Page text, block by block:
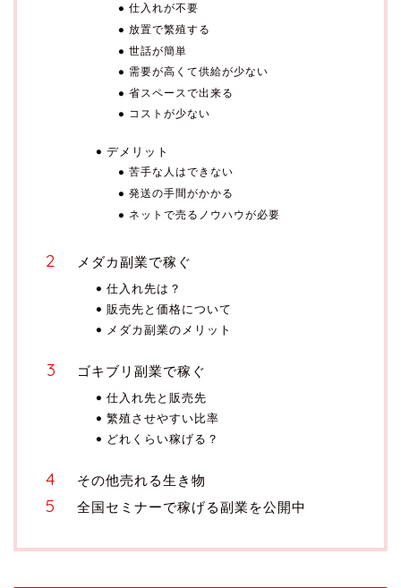
仕入れが不要
放置で繁殖する
世話が簡単
需要が高くて供給が少ない
省スペースで出来る
コストが少ない
デメリット
苦手な人はできない
発送の手間がかかる
ネットで売るノウハウが必要
メダカ副業で稼ぐ
仕入れ先は？
販売先と価格について
メダカ副業のメリット
ゴキブリ副業で稼ぐ
仕入れ先と販売先
繁殖させやすい比率
どれくらい稼げる？
その他売れる生き物
全国セミナーで稼げる副業を公開中